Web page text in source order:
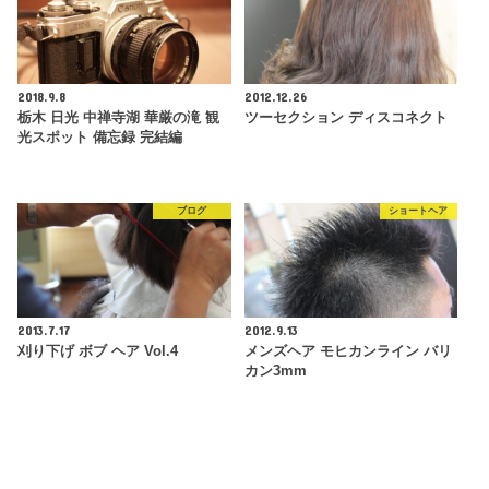
2018.9.8
栃木 日光 中禅寺湖 華厳の滝 観
光スポット 備忘録 完結編
2012.12.26
ツーセクション ディスコネクト
ブログ
2013.7.17
刈り下げ ボブ ヘア Vol.4
ショートヘア
2012.9.13
メンズヘア モヒカンライン バリ
カン3mm